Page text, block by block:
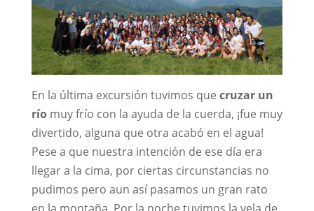
En la última excursión tuvimos que cruzar un
ríomuy frío con la ayuda de la cuerda, ¡fue muy
divertido, alguna que otra acabó en el agua!
Pese a que nuestra intención de ese día era
llegar a la cima, por ciertas circunstancias no
pudimos pero aun así pasamos un gran rato